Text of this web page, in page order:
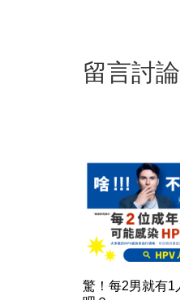
留言討
驚！每2男就有1